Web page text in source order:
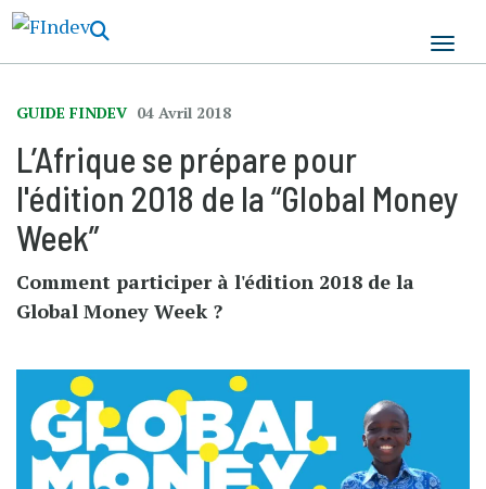
GUIDE FINDEV 04 Avril 2018
L’Afrique se prépare pour
l'édition 2018 de la “Global Money
Week”
Comment participer à l'édition 2018 de la
Global Money Week ?